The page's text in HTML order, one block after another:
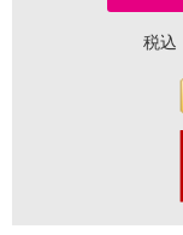
税込